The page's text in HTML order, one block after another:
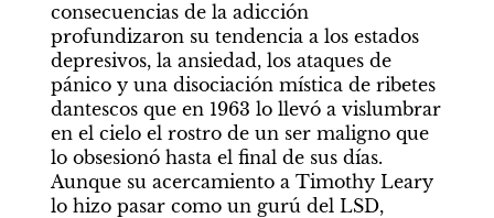
consecuencias de la adicción
profundizaron su tendencia a los estados
depresivos, la ansiedad, los ataques de
pánico y una disociación mística de ribetes
dantescos que en 1963 lo llevó a vislumbrar
en el cielo el rostro de un ser maligno que
lo obsesionó hasta el final de sus días.
Aunque su acercamiento a Timothy Leary
lo hizo pasar como un gurú del LSD,